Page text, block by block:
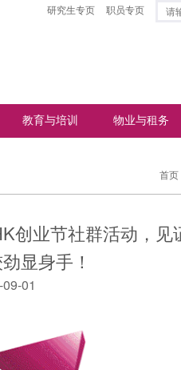
研究生专页 职员专页
教育与培训 物业与租务
首页
创业节社群活动，见
显身手！
01